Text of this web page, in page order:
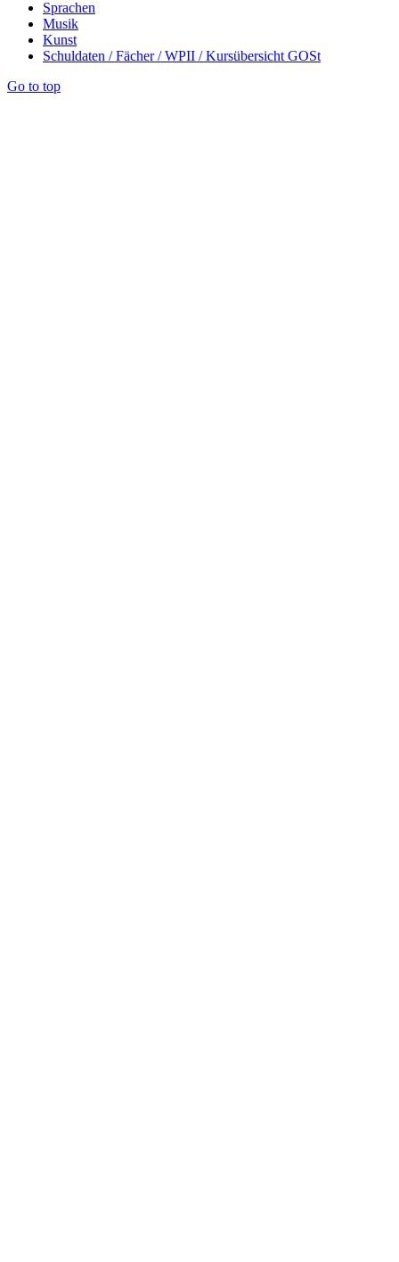
Sprachen
Musik
Kunst
Schuldaten / Fächer / WPII / Kursübersicht GOSt
Go to top